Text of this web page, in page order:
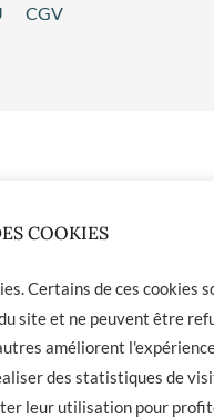
CGV
COOKIES
Certains de ces cookies
site et ne peuvent être
améliorent
des statistiques de
leur utilisation pour